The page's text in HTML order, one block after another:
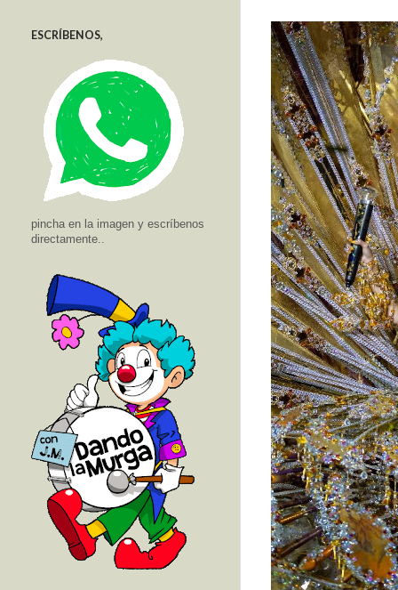
ESCRÍBENOS,
pincha en la imagen y escríbenos
directamente..